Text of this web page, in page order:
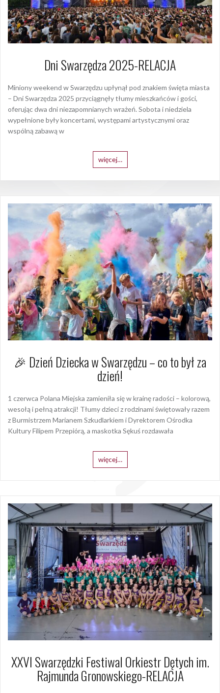
Dni Swarzędza 2025-RELACJA
Miniony weekend w Swarzędzu upłynął pod znakiem święta miasta
– Dni Swarzędza 2025 przyciągnęły tłumy mieszkańców i gości,
oferując dwa dni niezapomnianych wrażeń. Sobota i niedziela
wypełnione były koncertami, występami artystycznymi oraz
wspólną zabawą w
więcej…
🎉 Dzień Dziecka w Swarzędzu – co to był za
dzień!
1 czerwca Polana Miejska zamieniła się w krainę radości – kolorową,
wesołą i pełną atrakcji! Tłumy dzieci z rodzinami świętowały razem
z Burmistrzem Marianem Szkudlarkiem i Dyrektorem Ośrodka
Kultury Filipem Przepiórą, a maskotka Sękuś rozdawała
więcej…
XXVI Swarzędzki Festiwal Orkiestr Dętych im.
Rajmunda Gronowskiego-RELACJA